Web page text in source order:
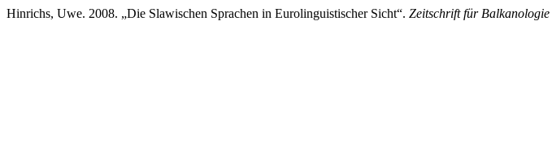
Hinrichs, Uwe. 2008. „Die Slawischen Sprachen in Eurolinguistischer Sicht“. Zeitschrift für Balkanologie